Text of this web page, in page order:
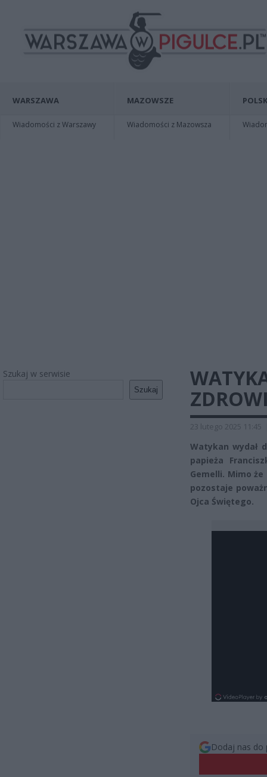
WARSZAWA
Wiadomości z Warszawy
MAZOWSZE
Wiadomości z Mazowsza
Szukaj w serwisie
Szukaj
23 lutego 2025 11:45
Watykan wydał
papieża
Gemelli. Mimo
pozostaje
Ojca Świętego.
Dodaj nas do